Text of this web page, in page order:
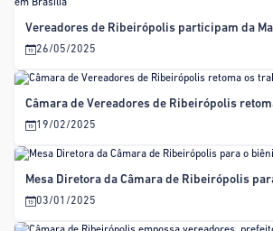
26/05/2025
Câmara de Vereadores de Ribeirópolis
19/02/2025
03/01/2025